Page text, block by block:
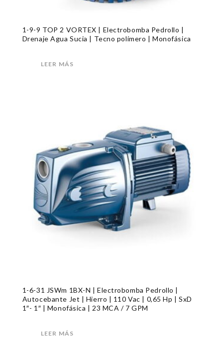
1-9-9 TOP 2 VORTEX | Electrobomba Pedrollo |
Drenaje Agua Sucia | Tecno polímero | Monofásica
LEER MÁS
1-6-31 JSWm 1BX-N | Electrobomba Pedrollo |
Autocebante Jet | Hierro | 110 Vac | 0,65 Hp | SxD
1″- 1″ | Monofásica | 23 MCA / 7 GPM
LEER MÁS